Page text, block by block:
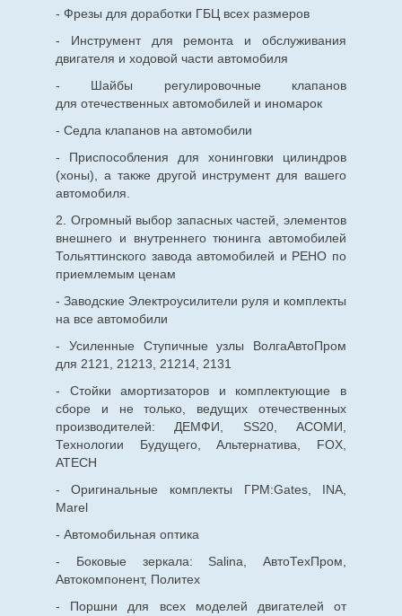
- Фрезы для доработки ГБЦ всех размеров
- Инструмент для ремонта и обслуживания
двигателя и ходовой части автомобиля
- Шайбы регулировочные клапанов
для отечественныхавтомобилей и иномарок
- Седла клапанов на автомобили
- Приспособления для хонинговки цилиндров
(хоны), а также другой инструмент для вашего
автомобиля.
2. Огромный выбор запасных частей, элементов
внешнего и внутреннего тюнинга автомобилей
Тольяттинского завода автомобилей и РЕНО по
приемлемым ценам
- Заводские Электроусилители руля и комплекты
на все автомобили
- Усиленные Ступичные узлы ВолгаАвтоПром
для 2121, 21213, 21214, 2131
- Стойки амортизаторов и комплектующие в
сборе и не только, ведущих отечественных
производителей: ДЕМФИ, SS20, АСОМИ,
Технологии Будущего, Альтернатива, FOX,
ATECH
- Оригинальные комплекты ГРМ:Gates, INA,
Marel
- Автомобильная оптика
- Боковые зеркала: Salina, АвтоТехПром,
Автокомпонент, Политех
- Поршни для всех моделей двигателей от